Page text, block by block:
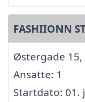
FASHIIONN
Østergade 15,
Ansatte: 1
Startdato: 01.